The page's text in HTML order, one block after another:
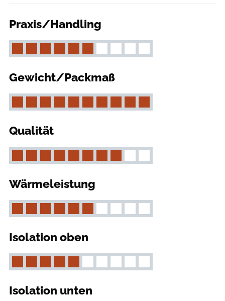
Praxis/Handling
Gewicht/Packmaß
Qualität
Wärmeleistung
Isolation oben
Isolation unten